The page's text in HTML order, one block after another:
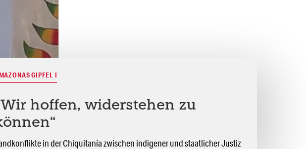
GIPFEL I
hoffen, widerstehen zu
in der Chiquitanía zwischen indigener und staatlicher Justiz